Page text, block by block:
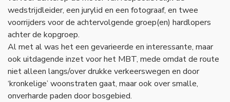
wedstrijdleider, een jurylid en een fotograaf, en twee
voorrijders voor de achtervolgende groep(en) hardlopers
achter de kopgroep.
Al met al was het een gevarieerde en interessante, maar
ook uitdagende inzet voor het MBT, mede omdat de route
niet alleen langs/over drukke verkeerswegen en door
‘kronkelige’ woonstraten gaat, maar ook over smalle,
onverharde paden door bosgebied.